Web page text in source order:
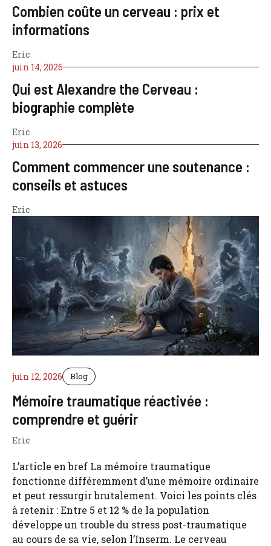
Combien coûte un cerveau : prix et
informations
Eric
juin 14, 2026
Qui est Alexandre the Cerveau :
biographie complète
Eric
juin 13, 2026
Comment commencer une soutenance :
conseils et astuces
Eric
juin 12, 2026 Blog
Mémoire traumatique réactivée :
comprendre et guérir
Eric
L’article en bref La mémoire traumatique
fonctionne différemment d’une mémoire ordinaire
et peut ressurgir brutalement. Voici les points clés
à retenir : Entre 5 et 12 % de la population
développe un trouble du stress post-traumatique
au cours de sa vie, selon l’Inserm. Le cerveau